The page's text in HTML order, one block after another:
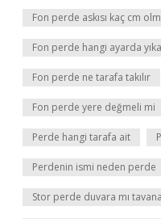
Fon perde askısı kaç cm
Fon perde hangi ayarda
Fon perde ne tarafa takılır
Fon perde yere değmeli mi
Perde hangi tarafa ait
Perdenin ismi neden perde
Stor perde duvara mı